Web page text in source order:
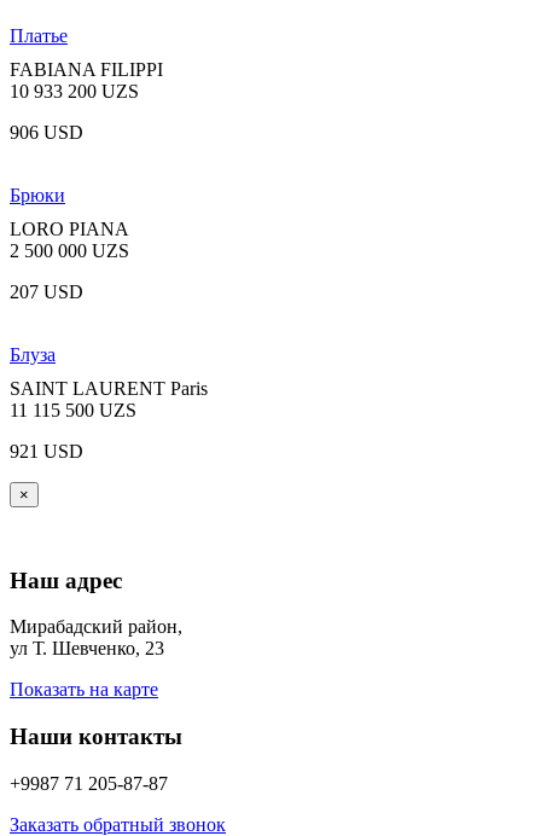
Платье
FABIANA FILIPPI
10 933 200 UZS
906 USD
Брюки
LORO PIANA
2 500 000 UZS
207 USD
Блуза
SAINT LAURENT Paris
11 115 500 UZS
921 USD
×
Наш адрес
Мирабадский район,
ул Т. Шевченко, 23
Показать на карте
Наши контакты
+9987 71 205-87-87
Заказать обратный звонок